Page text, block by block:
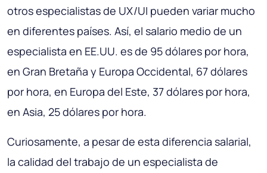
otros especialistas de UX/UI pueden variar mucho
en diferentes países. Así, el salario medio de un
especialista en EE.UU. es de 95 dólares por hora,
en Gran Bretaña y Europa Occidental, 67 dólares
por hora, en Europa del Este, 37 dólares por hora,
en Asia, 25 dólares por hora.
Curiosamente, a pesar de esta diferencia salarial,
la calidad del trabajo de un especialista de